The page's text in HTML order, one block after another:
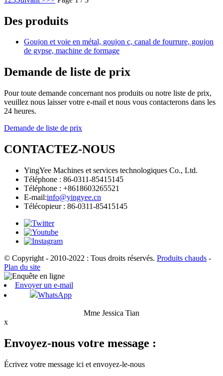
Des produits
Goujon et voie en métal, goujon c, canal de fourrure, goujon
de gypse, machine de formage
Demande de liste de prix
Pour toute demande concernant nos produits ou notre liste de prix,
veuillez nous laisser votre e-mail et nous vous contacterons dans les
24 heures.
Demande de liste de prix
CONTACTEZ-NOUS
YingYee Machines et services technologiques Co., Ltd.
Téléphone : 86-0311-85415145
Téléphone : +8618603265521
E-mail:info@yingyee.cn
Télécopieur : 86-0311-85415145
© Copyright - 2010-2022 : Tous droits réservés. Produits chauds -
Plan du site
Envoyer un e-mail
WhatsApp
Mme Jessica Tian
x
Envoyez-nous votre message :
Écrivez votre message ici et envoyez-le-nous